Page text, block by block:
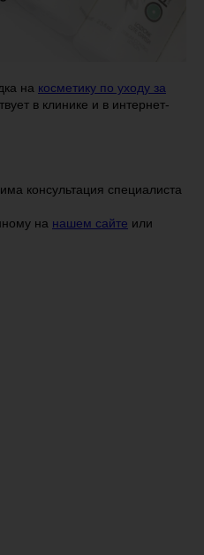
на косметику по уходу за
в клинике и в интернет-
консультация специалиста
на нашем сайте или